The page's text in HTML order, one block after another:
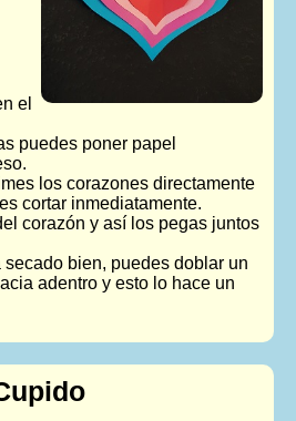
el
puedes poner papel
los corazones directamente
cortar inmediatamente.
corazón y así los pegas juntos
bien, puedes doblar un
adentro y esto lo hace un